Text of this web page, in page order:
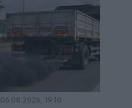
06.08.2026, 19:10